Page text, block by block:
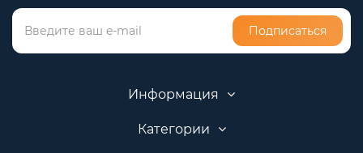
Подписаться
Информация
Категории